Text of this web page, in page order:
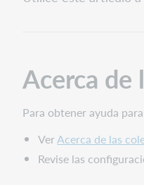
de
institución
los
ajustes
la
Acerca
Para obtener ayuda
VerAcerca de las
Revise las